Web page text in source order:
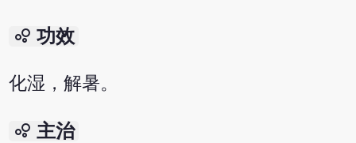
bubble_chart 功效
化湿，解暑。
bubble_chart 主治